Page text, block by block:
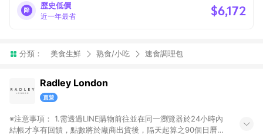
歷史低價
近一年最省 $6,172
分類： 美食生鮮 熟食/小吃 速食調理包
Radley London
※注意事項： 1.需透過LINE購物前往並在同一瀏覽器於24小時內
結帳才享有回饋，點數將於廠商出貨後，隔天起算之90個日曆天